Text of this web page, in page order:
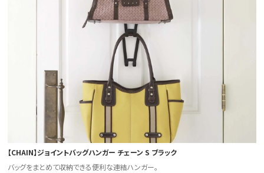
【CHAIN】ジョイントバッグハンガー チェーン S ブラック
バッグをまとめて収納できる便利な連結ハンガー。